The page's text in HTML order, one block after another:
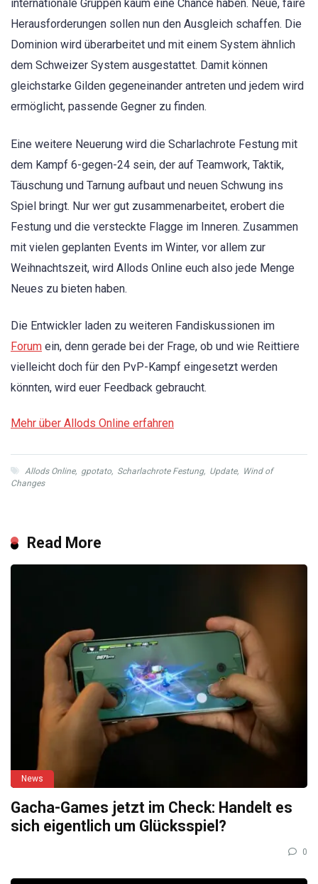
internationale Gruppen kaum eine Chance haben. Neue, faire
Herausforderungen sollen nun den Ausgleich schaffen. Die
Dominion wird überarbeitet und mit einem System ähnlich
dem Schweizer System ausgestattet. Damit können
gleichstarke Gilden gegeneinander antreten und jedem wird
ermöglicht, passende Gegner zu finden.
Eine weitere Neuerung wird die Scharlachrote Festung mit
dem Kampf 6-gegen-24 sein, der auf Teamwork, Taktik,
Täuschung und Tarnung aufbaut und neuen Schwung ins
Spiel bringt. Nur wer gut zusammenarbeitet, erobert die
Festung und die versteckte Flagge im Inneren. Zusammen
mit vielen geplanten Events im Winter, vor allem zur
Weihnachtszeit, wird Allods Online euch also jede Menge
Neues zu bieten haben.
Die Entwickler laden zu weiteren Fandiskussionen im
Forum ein, denn gerade bei der Frage, ob und wie Reittiere
vielleicht doch für den PvP-Kampf eingesetzt werden
könnten, wird euer Feedback gebraucht.
Mehr über Allods Online erfahren
Allods Online, gpotato, Scharlachrote Festung, Update, Wind of
Changes
Read More
News
Gacha-Games jetzt im Check: Handelt es
sich eigentlich um Glücksspiel?
0